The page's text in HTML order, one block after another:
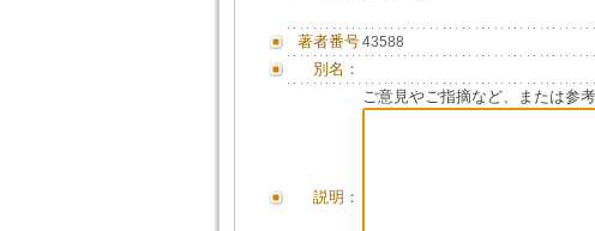
著者番号43588
別名：
説明：
ご意見やご指摘など、または参